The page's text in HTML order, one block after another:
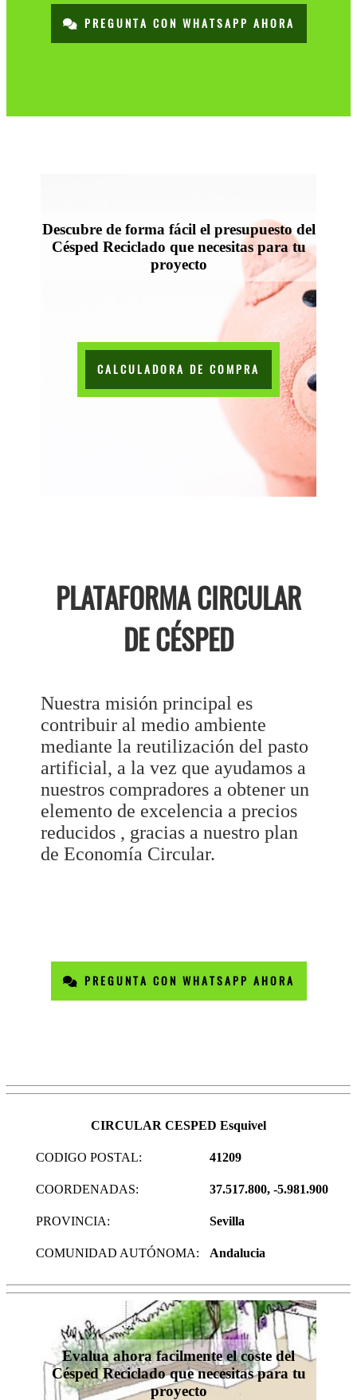
PREGUNTA CON WHATSAPP AHORA
Descubre de forma fácil el presupuesto del
Césped Reciclado que necesitas para tu
proyecto
CALCULADORA DE COMPRA
PLATAFORMA CIRCULAR
DE CÉSPED
Nuestra misión principal es
contribuir al medio ambiente
mediante la reutilización del pasto
artificial, a la vez que ayudamos a
nuestros compradores a obtener un
elemento de excelencia a precios
reducidos , gracias a nuestro plan
de Economía Circular.
PREGUNTA CON WHATSAPP AHORA
CIRCULAR CESPED Esquivel
CODIGO POSTAL: 41209
COORDENADAS: 37.517.800, -5.981.900
PROVINCIA: Sevilla
COMUNIDAD AUTÓNOMA: Andalucia
Evalua ahora facilmente el coste del
Césped Reciclado que necesitas para tu
proyecto